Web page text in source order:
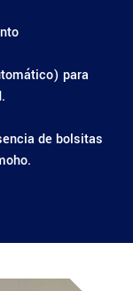
para
de bolsitas